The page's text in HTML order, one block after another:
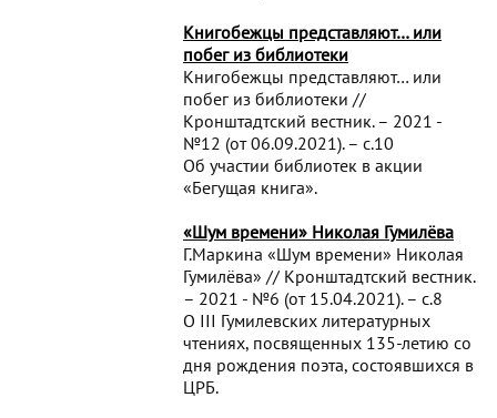
Книгобежцы представляют… или
побег из библиотеки
Книгобежцы представляют… или
побег из библиотеки //
Кронштадтский вестник. – 2021 -
№12 (от 06.09.2021). – с.10
Об участии библиотек в акции
«Бегущая книга».
«Шум времени» Николая Гумилёва
Г.Маркина «Шум времени» Николая
Гумилёва» // Кронштадтский вестник.
– 2021 - №6 (от 15.04.2021). – с.8
О III Гумилевских литературных
чтениях, посвященных 135-летию со
дня рождения поэта, состоявшихся в
ЦРБ.